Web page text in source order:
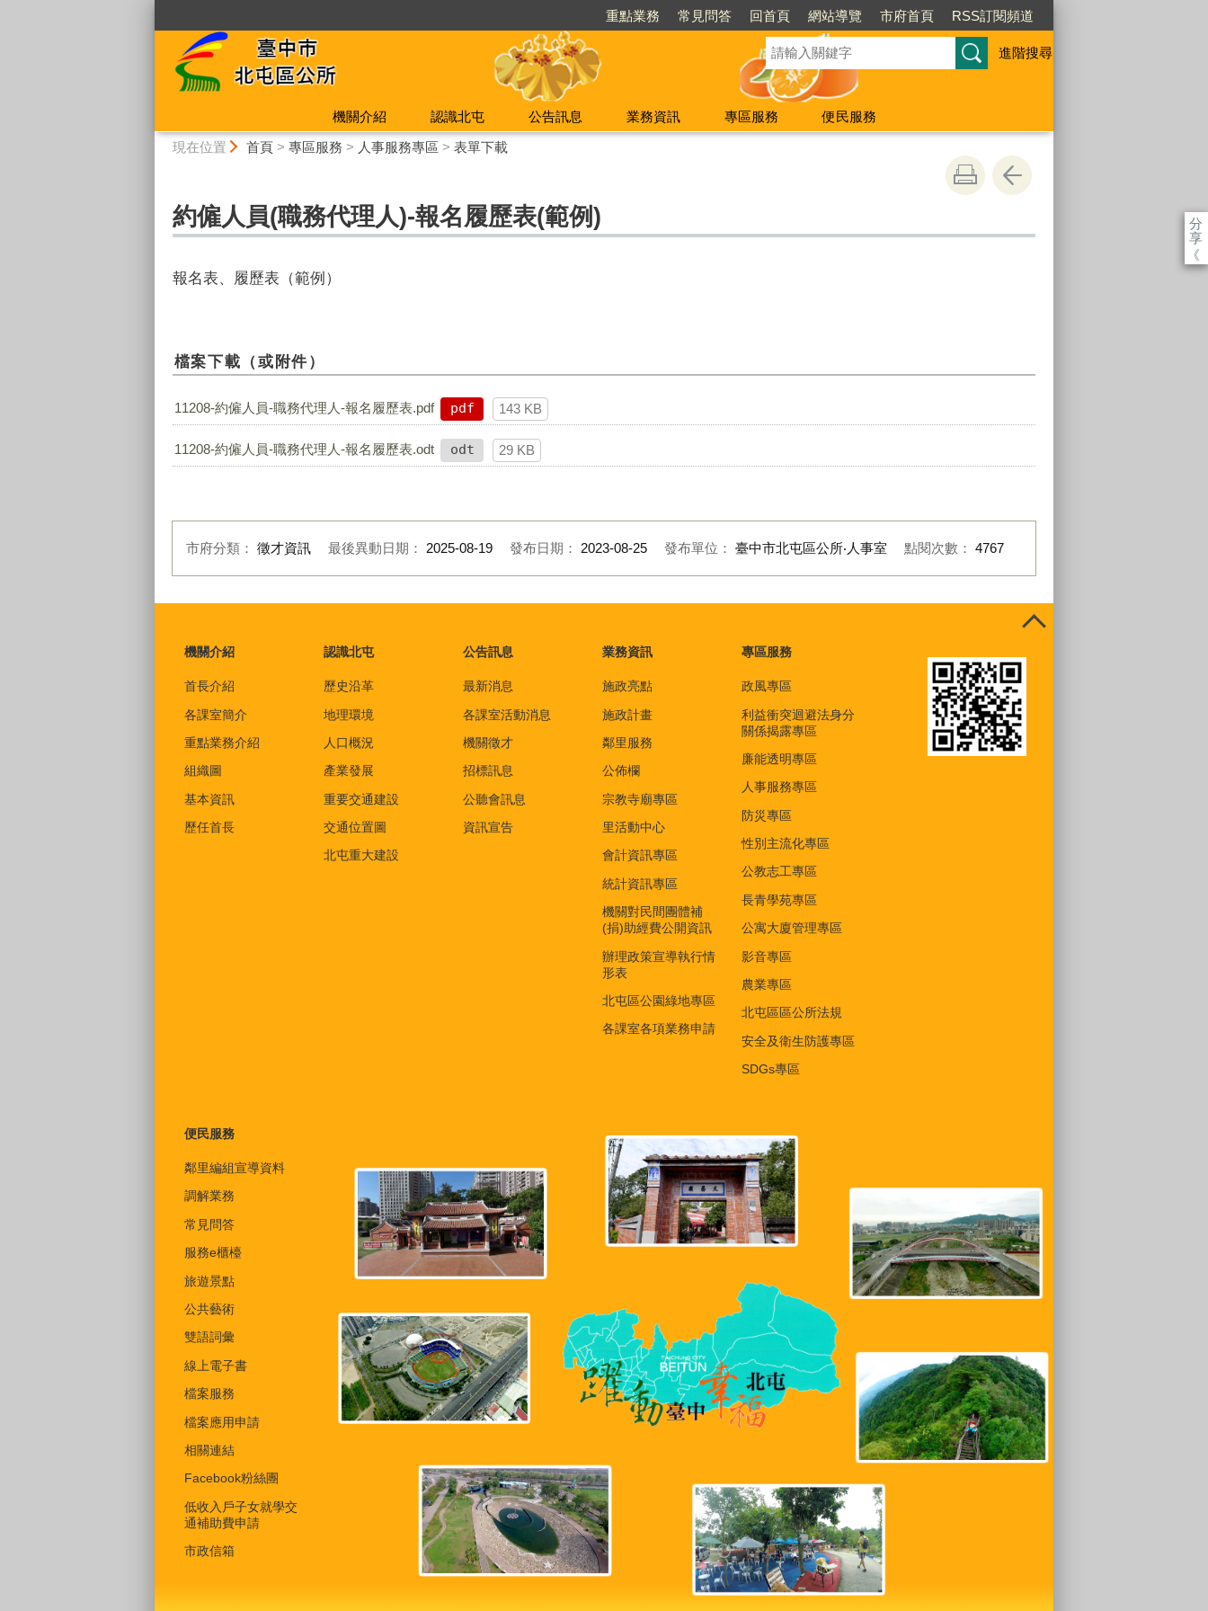
重點業務 常見問答 回首頁 網站導覽 市府首頁 RSS訂閱頻道
進階搜尋
機關介紹 認識北屯 公告訊息 業務資訊 專區服務
便民服務
現在位置 首頁> 專區服務 > 人事服務專區 > 表單下載
分
享
《
約僱人員(職務代理人)-報名履歷表(範例)
報名表、履歷表（範例）
檔案下載（或附件）
11208-約僱人員-職務代理人-報名履歷表.pdf pdf 143 KB
11208-約僱人員-職務代理人-報名履歷表.odt odt 29 KB
市府分類： 徵才資訊 最後異動日期： 2025-08-19 發布日期： 2023-08-25 發布單位： 臺中市北屯區公所‧人事室 點閱次數： 4767
機關介紹
首長介紹
各課室簡介
重點業務介紹
組織圖
基本資訊
歷任首長
認識北屯
歷史沿革
地理環境
人口概況
產業發展
重要交通建設
交通位置圖
北屯重大建設
公告訊息
最新消息
各課室活動消息
機關徵才
招標訊息
公聽會訊息
資訊宣告
業務資訊
施政亮點
施政計畫
鄰里服務
公佈欄
宗教寺廟專區
里活動中心
會計資訊專區
統計資訊專區
機關對民間團體補
(捐)助經費公開資訊
辦理政策宣導執行情
形表
北屯區公園綠地專區
各課室各項業務申請
專區服務
政風專區
利益衝突迴避法身分
關係揭露專區
廉能透明專區
人事服務專區
防災專區
性別主流化專區
公教志工專區
長青學苑專區
公寓大廈管理專區
影音專區
農業專區
北屯區區公所法規
安全及衛生防護專區
SDGs專區
便民服務
鄰里編組宣導資料
調解業務
常見問答
服務e櫃檯
旅遊景點
公共藝術
雙語詞彙
線上電子書
檔案服務
檔案應用申請
相關連結
Facebook粉絲團
低收入戶子女就學交
通補助費申請
市政信箱